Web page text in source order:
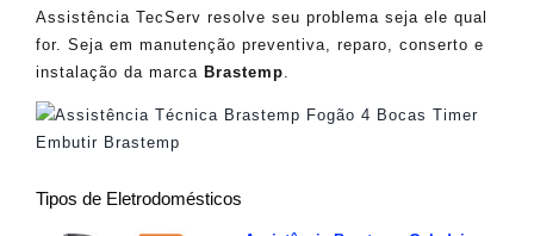
Assistência TecServ resolve seu problema seja ele qual
for. Seja em manutenção preventiva, reparo, conserto e
instalação da marca Brastemp
Tipos de Eletrodomésticos